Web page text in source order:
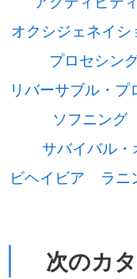
オクシジェネイシ
プロセシン
リバーサブル・プ
ソフニング
サバイバル・
ビヘイビア
ラニ
次のカ